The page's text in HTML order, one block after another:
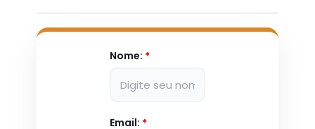
Nome: *
Email: *